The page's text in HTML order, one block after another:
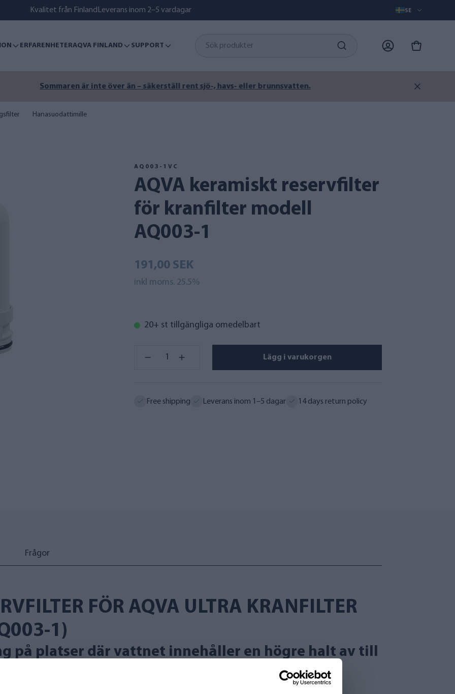
Kvalitet från Finland Leverans inom 2–5 vardagar SE
ERFARENHETERAQVA FINLAND SUPPORT
är inte över än – säkerställ rent sjö-, havs- eller brunnsvatten.
Hanasuodattimille
AQ003-1VC
AQVA keramiskt reservfilter
för kranfilter modell
AQ003-1
191,00 SEK
inkl moms. 25.5%
20+ st tillgängliga omedelbart
Lägg i varukorgen
Free shipping Leverans inom 1–5 dagar 14 days return policy
Frågor
FÖR AQVA ULTRA KRANFILTER
1)
på platser där vattnet innehåller en högre halt av till
eller andra sediment som har en stark